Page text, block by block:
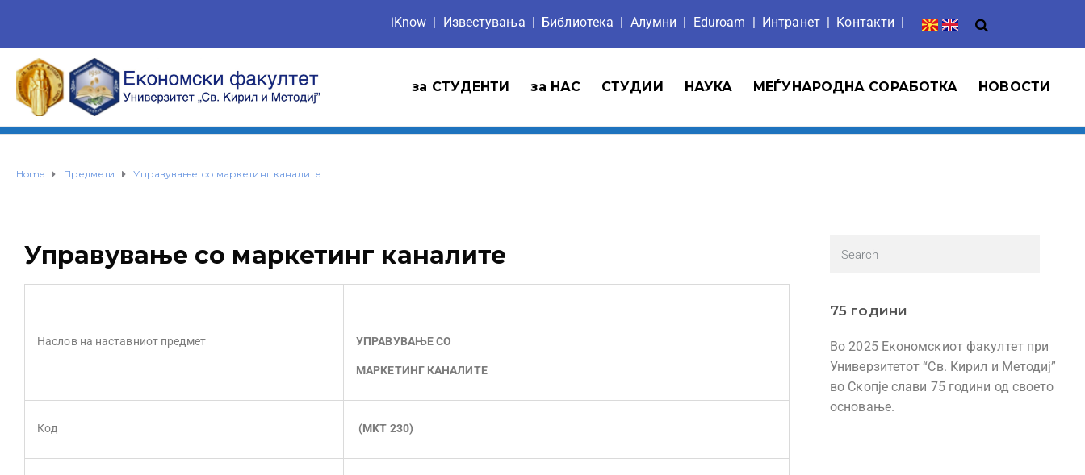
iKnow | Известувања | Библиотека | Aлумни | Eduroam | Интранет| Koнтакти |
за СТУДЕНТИ за НАС СТУДИИ НАУКА МЕЃУНАРОДНА СОРАБОТКА НОВОСТИ
Home Предмети Управување со маркетинг каналите
Управување со маркетинг каналите
Наслов на наставниот предмет УПРАВУВАЊЕ СО
МАРКЕТИНГ КАНАЛИТЕ
Код (MKT 230)
75 години
Во 2025 Економскиот факултет при
Универзитетот “Св. Кирил и Методиј”
во Скопје слави 75 години од своето
основање.